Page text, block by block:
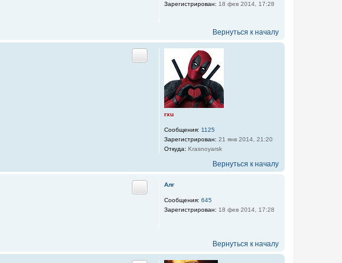
Зарегистрирован: 18 фев 2014, 17:28
Вернуться к началу
rxu
Сообщения: 1125
Зарегистрирован: 21 янв 2014, 21:20
Откуда: Krasnoyarsk
Цитата
Вернуться к началу
Алг
Сообщения: 645
Зарегистрирован: 18 фев 2014, 17:28
Цитата
Вернуться к началу